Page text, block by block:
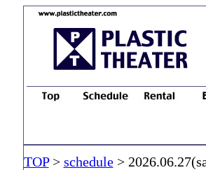
TOP> schedule>